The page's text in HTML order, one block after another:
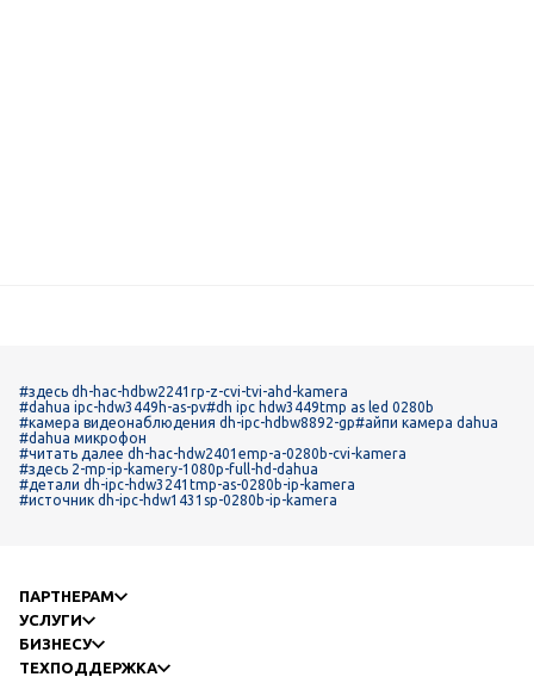
#здесь dh-hac-hdbw2241rp-z-cvi-tvi-ahd-kamera
#dahua ipc-hdw3449h-as-pv#dh ipc hdw3449tmp as led 0280b
#камера видеонаблюдения dh-ipc-hdbw8892-gp#айпи камера dahua
#dahua микрофон
#читать далее dh-hac-hdw2401emp-a-0280b-cvi-kamera
#здесь 2-mp-ip-kamery-1080p-full-hd-dahua
#детали dh-ipc-hdw3241tmp-as-0280b-ip-kamera
#источник dh-ipc-hdw1431sp-0280b-ip-kamera
ПАРТНЕРАМ
УСЛУГИ
БИЗНЕСУ
ТЕХПОДДЕРЖКА